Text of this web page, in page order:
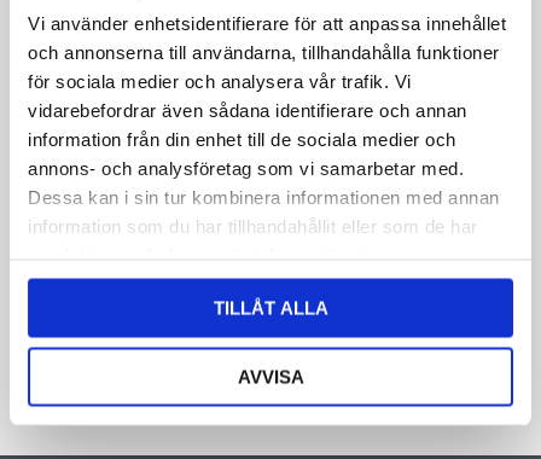
Vi använder enhetsidentifierare för att anpassa innehållet
och annonserna till användarna, tillhandahålla funktioner
för sociala medier och analysera vår trafik. Vi
vidarebefordrar även sådana identifierare och annan
information från din enhet till de sociala medier och
annons- och analysföretag som vi samarbetar med.
Dessa kan i sin tur kombinera informationen med annan
information som du har tillhandahållit eller som de har
TILLÅT ALLA
AVVISA
Genom att skicka formuläret godkänner du att vi sparar
information om dig. Läs mer om hur vi behandlar dina
personuppgifter i vår integritetspolicy.